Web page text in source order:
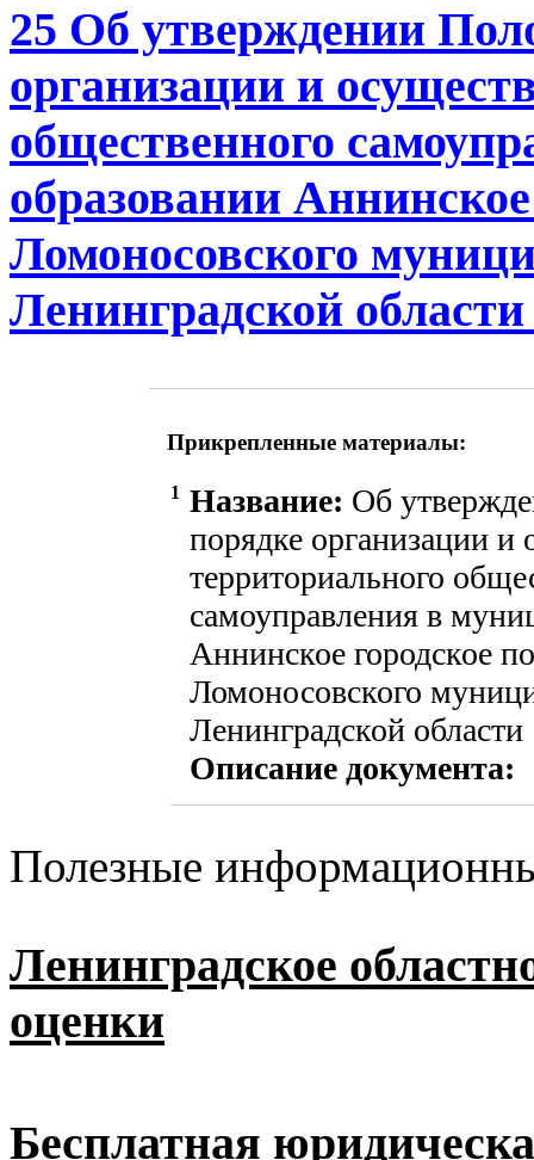
25 Об утверждении
организации и
общественного
образовании
Ломоносовского
Ленинградской области
Прикрепленные материалы:
1 Название: Об
порядке организации и
территориального
самоуправления в
Аннинское городское
Ломоносовского
Ленинградской области
Описание документа:
Полезные
Ленинградское
оценки
Бесплатная